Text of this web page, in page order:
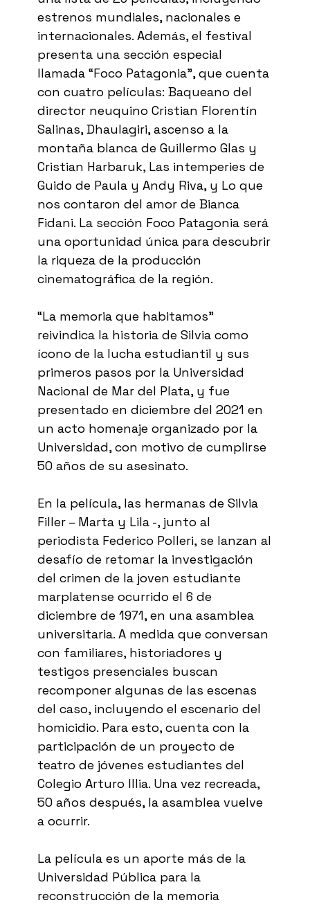
estrenos mundiales, nacionales e
internacionales. Además, el festival
presenta una sección especial
llamada “Foco Patagonia”, que cuenta
con cuatro películas: Baqueano del
director neuquino Cristian Florentín
Salinas, Dhaulagiri, ascenso a la
montaña blanca de Guillermo Glas y
Cristian Harbaruk, Las intemperies de
Guido de Paula y Andy Riva, y Lo que
nos contaron del amor de Bianca
Fidani. La sección Foco Patagonia será
una oportunidad única para descubrir
la riqueza de la producción
cinematográfica de la región.
“La memoria que habitamos”
reivindica la historia de Silvia como
ícono de la lucha estudiantil y sus
primeros pasos por la Universidad
Nacional de Mar del Plata, y fue
presentado en diciembre del 2021 en
un acto homenaje organizado por la
Universidad, con motivo de cumplirse
50 años de su asesinato.
En la película, las hermanas de Silvia
Filler – Marta y Lila -, junto al
periodista Federico Polleri, se lanzan al
desafío de retomar la investigación
del crimen de la joven estudiante
marplatense ocurrido el 6 de
diciembre de 1971, en una asamblea
universitaria. A medida que conversan
con familiares, historiadores y
testigos presenciales buscan
recomponer algunas de las escenas
del caso, incluyendo el escenario del
homicidio. Para esto, cuenta con la
participación de un proyecto de
teatro de jóvenes estudiantes del
Colegio Arturo Illia. Una vez recreada,
50 años después, la asamblea vuelve
a ocurrir.
La película es un aporte más de la
Universidad Pública para la
reconstrucción de la memoria